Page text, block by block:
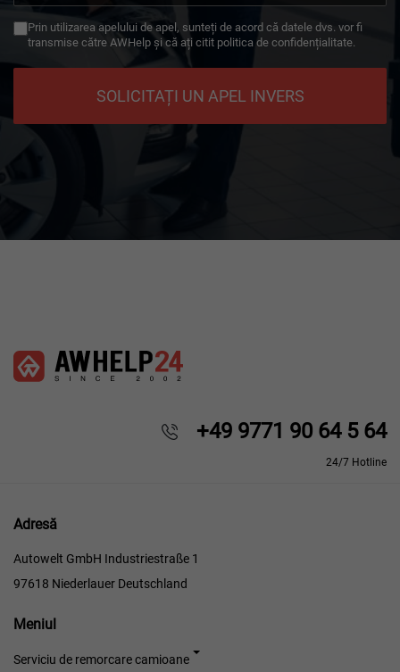
+49
Prin utilizarea apelului de apel, sunteți de acord că datele dvs. vor fi
transmise către AWHelp și că ați citit politica de confidențialitate.
SOLICITAȚI UN APEL INVERS
+49 9771 90 64 5 64
24/7 Hotline
Adresă
Autowelt GmbH Industriestraße 1
97618 Niederlauer Deutschland
Meniul
Meniul
Serviciu de remorcare camioane